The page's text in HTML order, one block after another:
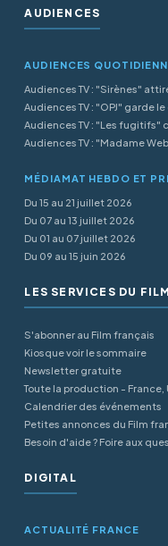
AUDIENCES
AUDIENCES
Audiences TV : "Sirènes"
Audiences TV : "OPJ" garde
Audiences TV : "Les fugitifs"
Audiences TV : "Madame
MÉDIAMAT HEBDO ET
Du 15 au 21 juillet 2026
Du 07 au 13 juillet 2026
Du 01 au 07 juillet 2026
Du 09 au 15 juin 2026
LES SERVICES DU
S'abonner au Film français
Kiosque voir le sommaire
Newsletter gratuite
Toute la production - France,
Calendrier des événements
Petites annonces du Film
Besoin d'aide ? Foire aux
DIGITAL
ACTUALITÉ FRANCE